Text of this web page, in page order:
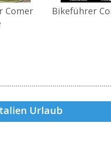
Comer
Bikeführer
Urlaub